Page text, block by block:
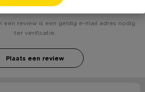
een review is een geldig e-mail adres nodig
ter verificatie.
Plaats een review